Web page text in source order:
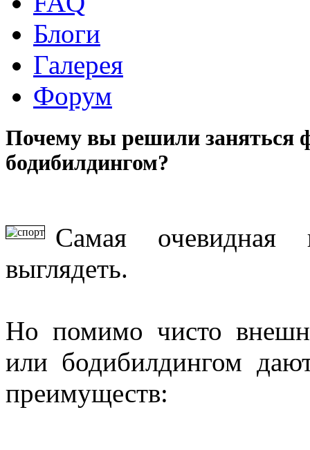
Блоги
Галерея
Форум
Почему вы решили заняться
бодибилдингом?
Самая
выглядеть.
Но помимо чисто
или бодибилдингом
преимуществ: